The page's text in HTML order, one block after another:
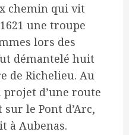
chemin qui vit
une troupe
lors des
démantelé huit
de Richelieu. Au
d’une route
le Pont d’Arc,
à Aubenas.